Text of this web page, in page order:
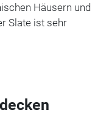
Häusern und
Slate ist sehr